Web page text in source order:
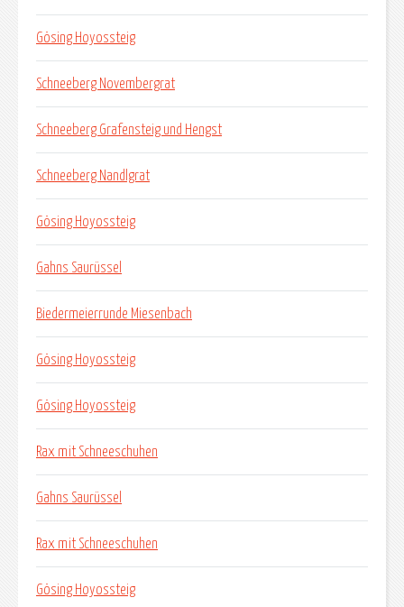
Gösing Hoyossteig
Schneeberg Novembergrat
Schneeberg Grafensteig und Hengst
Schneeberg Nandlgrat
Gösing Hoyossteig
Gahns Saurüssel
Biedermeierrunde Miesenbach
Gösing Hoyossteig
Gösing Hoyossteig
Rax mit Schneeschuhen
Gahns Saurüssel
Rax mit Schneeschuhen
Gösing Hoyossteig